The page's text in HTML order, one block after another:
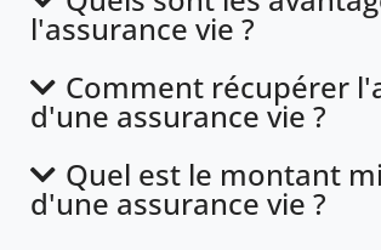
l'assurance vie ?
Comment récupérer
d'une assurance vie ?
Quel est le montant
d'une assurance vie ?